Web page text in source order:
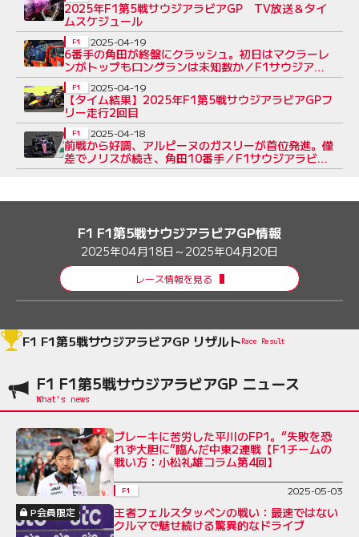
2025年F1第5戦サウジアラビアGP TV放送＆タイ
ムスケジュール
6番手の角田が終盤にクラッシュ。初日はマクラーレ
ンがトップもロングランは未知数か／F1サウジアラ
ビアGP FP2
F1 2025-04-19
【タイム結果】2025年F1第5戦サウジアラビアGPフ
リー走行2回目
F1 2025-04-19
前戦から好調、アルピーヌのガスリーが首位発進。僅
差でノリスが続き、角田10番手／F1サウジアラビア
GP FP1
F1 2025-04-18
F1 F1第5戦サウジアラビアGP情報
2025年04月18日～2025年04月20日
レース情報を見る
F1 F1第5戦サウジアラビアGP リザルトRace Result
F1 F1第5戦サウジアラビアGP ニュース
ブレーキに苦労した平川のFP1。“失敗を恐
れず大胆に”臨んだ中東2連戦【F1チームの
戦い方：小松礼雄コラム第4回】
F1
2025-05-03
P会員限定
王者フェルスタッペンの戦い：最速ではない
クルマで魅せ続ける驚異的なドライブ